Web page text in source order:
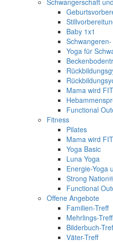
Schwangerschaft
Baby 1x1
Yoga für
Mama wird
Functional
Fitness
Pilates
Mama wird
Yoga Basic
Luna Yoga
Energie-Yoga
Strong
Functional
Offene Angebote
Familien-Treff
Mehrlings-Treff
Bilderbuch-
Väter-Treff